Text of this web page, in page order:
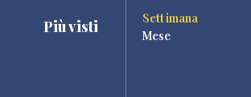
Più visti
Settimana
Mese